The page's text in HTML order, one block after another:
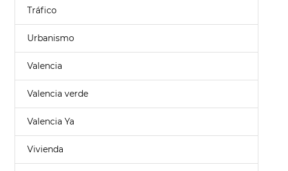
Tráfico
Urbanismo
Valencia
Valencia verde
Valencia Ya
Vivienda